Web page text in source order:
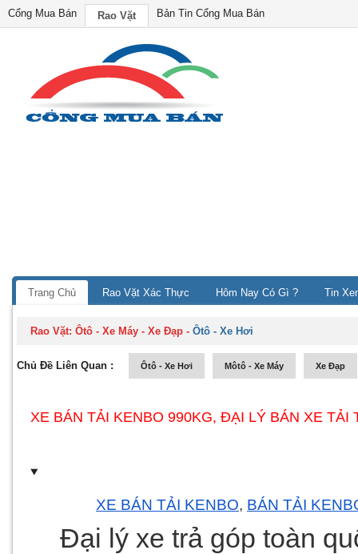
Cổng Mua Bán Rao Vặt Bản Tin Cổng Mua Bán
Trang Chủ Rao Vặt Xác Thực Hôm Nay Có Gì ? Tin
Rao Vặt:Ôtô - Xe Máy - Xe Đạp -Ôtô - Xe Hơi
Chủ Đề Liên Quan : Ôtô - Xe Hơi Môtô - Xe Máy Xe Đạp
XE BÁN TẢI KENBO 990KG, ĐẠI LÝ BÁN XE TẢI
XE BÁN TẢI KENBO, BÁN TẢI
Đại lý xe trả góp toàn